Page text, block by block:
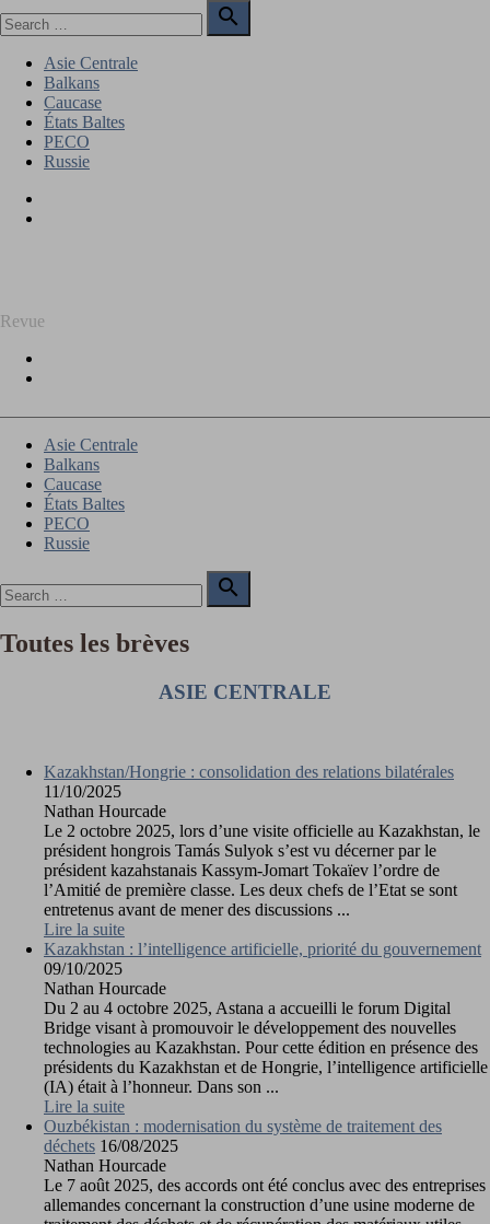
to
for:

Search
Asie Centrale
Balkans
Caucase
États Baltes
PECO
Russie
Revue
Asie Centrale
Balkans
Caucase
États Baltes
PECO
Russie
for:

Search
Toutes les brèves
ASIE CENTRALE
Kazakhstan/Hongrie : consolidation des relations bilatérales
11/10/2025
Nathan Hourcade
Le 2 octobre 2025, lors d’une visite officielle au Kazakhstan, le
président hongrois Tamás Sulyok s’est vu décerner par le
président kazahstanais Kassym-Jomart Tokaïev l’ordre de
l’Amitié de première classe. Les deux chefs de l’Etat se sont
entretenus avant de mener des discussions ...
Lire la suite
Kazakhstan : l’intelligence artificielle, priorité du gouvernement
09/10/2025
Nathan Hourcade
Du 2 au 4 octobre 2025, Astana a accueilli le forum Digital
Bridge visant à promouvoir le développement des nouvelles
technologies au Kazakhstan. Pour cette édition en présence des
présidents du Kazakhstan et de Hongrie, l’intelligence artificielle
(IA) était à l’honneur. Dans son ...
Lire la suite
Ouzbékistan : modernisation du système de traitement des
déchets 16/08/2025
Nathan Hourcade
Le 7 août 2025, des accords ont été conclus avec des entreprises
allemandes concernant la construction d’une usine moderne de